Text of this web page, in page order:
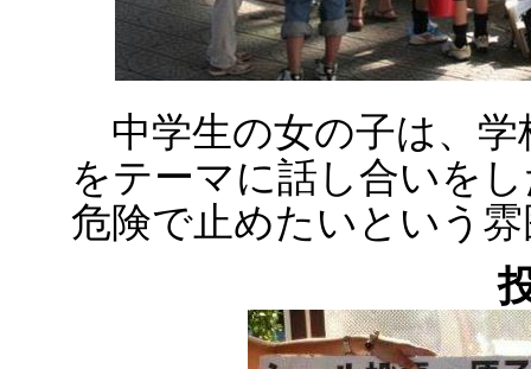
中学生の女の子は、学
をテーマに話し合いを
危険で止めたいという